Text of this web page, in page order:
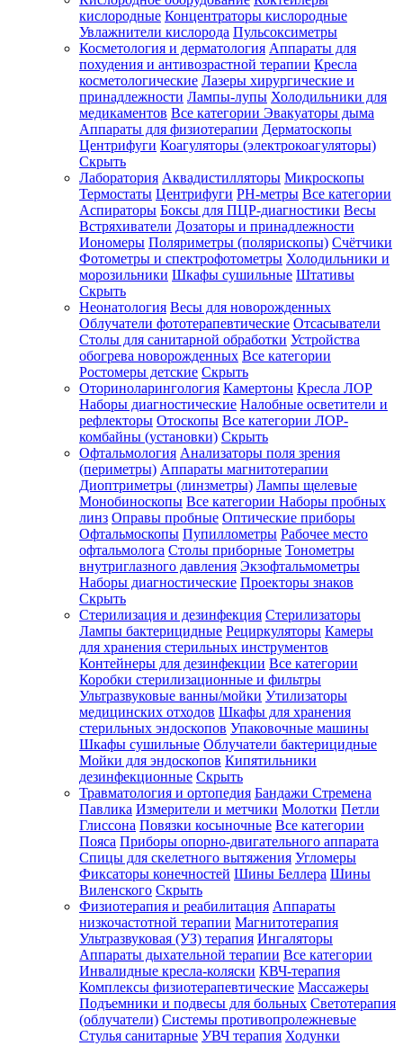
Зарегистрироваться
Зачем
регистрироваться?
Все
покупки
одном
месте
Личный
менеджер
Отслеживание
статуса
заказа
кислородные Концентраторы кислородные
Увлажнители кислорода Пульсоксиметры
Косметология и дерматология Аппараты для
похудения и антивозрастной терапии Кресла
косметологические Лазеры хирургические и
принадлежности Лампы-лупы Холодильники для
медикаментов Все категории Эвакуаторы дыма
Аппараты для физиотерапии Дерматоскопы
Центрифуги Коагуляторы (электрокоагуляторы)
Скрыть
Лаборатория Аквадистилляторы Микроскопы
Термостаты Центрифуги PH-метры Все категории
Аспираторы Боксы для ПЦР-диагностики Весы
Встряхиватели Дозаторы и принадлежности
Иономеры Поляриметры (полярископы) Счётчики
Фотометры и спектрофотометры Холодильники и
морозильники Шкафы сушильные Штативы
Скрыть
Неонатология Весы для новорожденных
Облучатели фототерапевтические Отсасыватели
Столы для санитарной обработки Устройства
обогрева новорожденных Все категории
Ростомеры детские Скрыть
Оториноларингология Камертоны Кресла ЛОР
Наборы диагностические Налобные осветители и
рефлекторы Отоскопы Все категории ЛОР-
комбайны (установки) Скрыть
Офтальмология Анализаторы поля зрения
(периметры) Аппараты магнитотерапии
Диоптриметры (линзметры) Лампы щелевые
Монобиноскопы Все категории Наборы пробных
линз Оправы пробные Оптические приборы
Офтальмоскопы Пупиллометры Рабочее место
офтальмолога Столы приборные Тонометры
внутриглазного давления Экзофтальмометры
Наборы диагностические Проекторы знаков
Скрыть
Стерилизация и дезинфекция Стерилизаторы
Лампы бактерицидные Рециркуляторы Камеры
для хранения стерильных инструментов
Контейнеры для дезинфекции Все категории
Коробки стерилизационные и фильтры
Ультразвуковые ванны/мойки Утилизаторы
медицинских отходов Шкафы для хранения
стерильных эндоскопов Упаковочные машины
Шкафы сушильные Облучатели бактерицидные
Мойки для эндоскопов Кипятильники
дезинфекционные Скрыть
Травматология и ортопедия Бандажи Стремена
Павлика Измерители и метчики Молотки Петли
Глиссона Повязки косыночные Все категории
Пояса Приборы опорно-двигательного аппарата
Спицы для скелетного вытяжения Угломеры
Фиксаторы конечностей Шины Беллера Шины
Виленского Скрыть
Физиотерапия и реабилитация Аппараты
низкочастотной терапии Магнитотерапия
Ультразвуковая (УЗ) терапия Ингаляторы
Аппараты дыхательной терапии Все категории
Инвалидные кресла-коляски КВЧ-терапия
Комплексы физиотерапевтические Массажеры
Подъемники и подвесы для больных Светотерапия
(облучатели) Системы противопролежневые
Стулья санитарные УВЧ терапия Ходунки